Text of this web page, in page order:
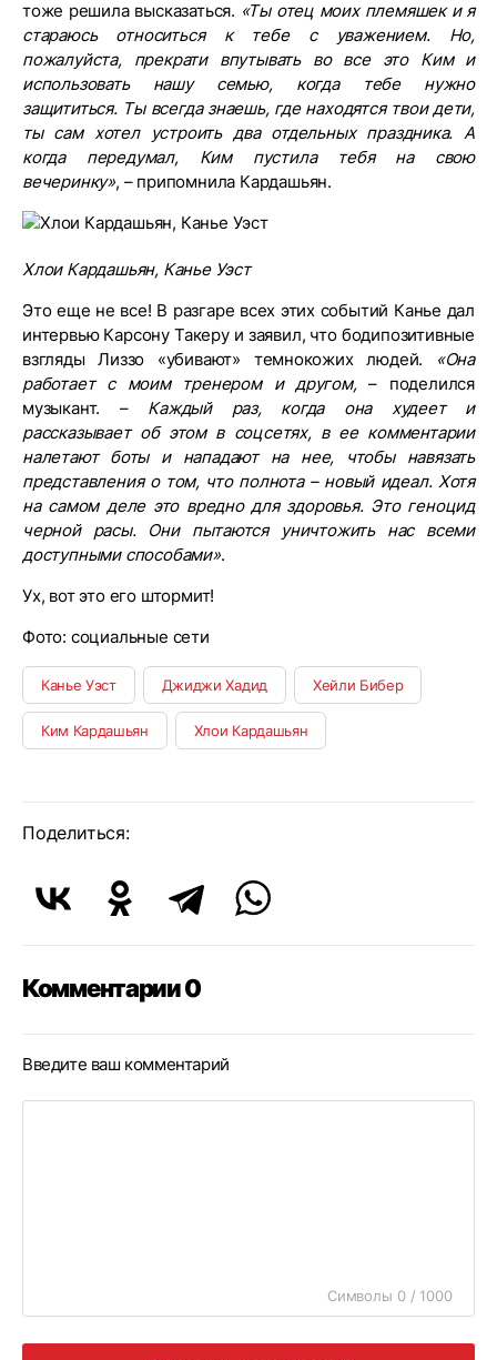
тоже решила высказаться. «Ты отец моих племяшек и я
стараюсь относиться к тебе с уважением. Но,
пожалуйста, прекрати впутывать во все это Ким и
использовать нашу семью, когда тебе нужно
защититься. Ты всегда знаешь, где находятся твои дети,
ты сам хотел устроить два отдельных праздника. А
когда передумал, Ким пустила тебя на свою
вечеринку», – припомнила Кардашьян.
Хлои Кардашьян, Канье Уэст
Это еще не все! В разгаре всех этих событий Канье дал
интервью Карсону Такеру и заявил, что бодипозитивные
взгляды Лиззо «убивают» темнокожих людей.
«Она
работает с моим тренером и другом,– поделился
музыкант. – Каждый раз, когда она худеет и
рассказывает об этом в соцсетях, в ее комментарии
налетают боты и нападают на нее, чтобы навязать
представления о том, что полнота – новый идеал. Хотя
на самом деле это вредно для здоровья. Это геноцид
черной расы. Они пытаются уничтожить нас всеми
доступными способами».
Ух, вот это его штормит!
Фото: социальные сети
Канье Уэст Джиджи Хадид Хейли Бибер
Ким Кардашьян Хлои Кардашьян
Поделиться:
Комментарии 0
Введите ваш комментарий
Символы 0 / 1000